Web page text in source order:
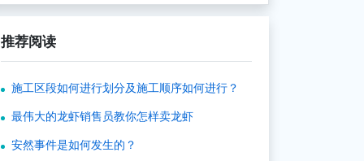
是负面消息，却起到了一个传递消息的作用，使
的票房。
推荐阅读
施工区段如何进行划分及施工顺序如何进行？
最伟大的龙虾销售员教你怎样卖龙虾
安然事件是如何发生的？